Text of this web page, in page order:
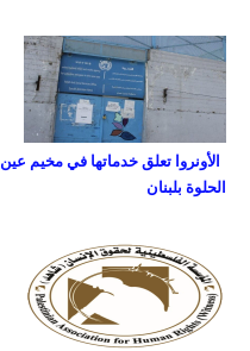
الأونروا تعلق خدماتها في مخيم عين
الحلوة بلبنان